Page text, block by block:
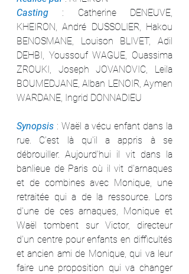
Casting : Catherine DENEUVE,
KHEIRON, André DUSSOLIER, Hakou
BENOSMANE, Louison BLIVET, Adil
DEHBI, Youssouf WAGUE, Ouassima
ZROUKI, Joseph JOVANOVIC, Leila
BOUMEDJANE, Alban LENOIR, Aymen
WARDANE, Ingrid DONNADIEU
Synopsis : Waël a vécu enfant dans la
rue. C'est là qu'il a appris à se
débrouiller. Aujourd'hui il vit dans la
banlieue de Paris où il vit d'arnaques
et de combines avec Monique, une
retraitée qui a de la ressource. Lors
d'une de ces arnaques, Monique et
Waël tombent sur Victor, directeur
d'un centre pour enfants en difficultés
et ancien ami de Monique, qui va leur
faire une proposition qui va changer